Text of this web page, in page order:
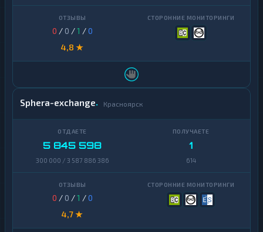
0 / 0 /1 /0
4,8 ★
Sphera-exchange Красноярск
5 845 598
300 000 / 3 587 886 386
1
614
0 / 0 /1 /0
4,7 ★
1
1